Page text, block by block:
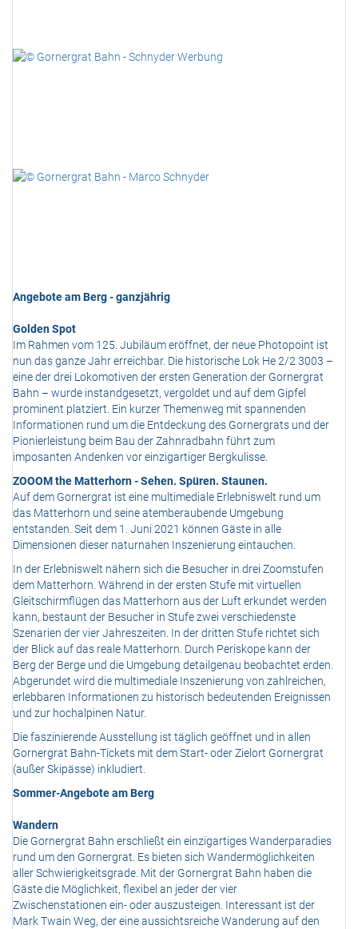
Angebote am Berg - ganzjährig
Golden Spot
Im Rahmen vom 125. Jubiläum eröffnet, der neue Photopoint ist
nun das ganze Jahr erreichbar. Die historische Lok He 2/2 3003 –
eine der drei Lokomotiven der ersten Generation der Gornergrat
Bahn – wurde instandgesetzt, vergoldet und auf dem Gipfel
prominent platziert. Ein kurzer Themenweg mit spannenden
Informationen rund um die Entdeckung des Gornergrats und der
Pionierleistung beim Bau der Zahnradbahn führt zum
imposanten Andenken vor einzigartiger Bergkulisse.
ZOOOM the Matterhorn - Sehen. Spüren. Staunen.
Auf dem Gornergrat ist eine multimediale Erlebniswelt rund um
das Matterhorn und seine atemberaubende Umgebung
entstanden. Seit dem 1. Juni 2021 können Gäste in alle
Dimensionen dieser naturnahen Inszenierung eintauchen.
In der Erlebniswelt nähern sich die Besucher in drei Zoomstufen
dem Matterhorn. Während in der ersten Stufe mit virtuellen
Gleitschirmflügen das Matterhorn aus der Luft erkundet werden
kann, bestaunt der Besucher in Stufe zwei verschiedenste
Szenarien der vier Jahreszeiten. In der dritten Stufe richtet sich
der Blick auf das reale Matterhorn. Durch Periskope kann der
Berg der Berge und die Umgebung detailgenau beobachtet erden.
Abgerundet wird die multimediale Inszenierung von zahlreichen,
erlebbaren Informationen zu historisch bedeutenden Ereignissen
und zur hochalpinen Natur.
Die faszinierende Ausstellung ist täglich geöffnet und in allen
Gornergrat Bahn-Tickets mit dem Start- oder Zielort Gornergrat
(außer Skipässe) inkludiert.
Sommer-Angebote am Berg
Wandern
Die Gornergrat Bahn erschließt ein einzigartiges Wanderparadies
rund um den Gornergrat. Es bieten sich Wandermöglichkeiten
aller Schwierigkeitsgrade. Mit der Gornergrat Bahn haben die
Gäste die Möglichkeit, flexibel an jeder der vier
Zwischenstationen ein- oder auszusteigen. Interessant ist der
Mark Twain Weg, der eine aussichtsreiche Wanderung auf den